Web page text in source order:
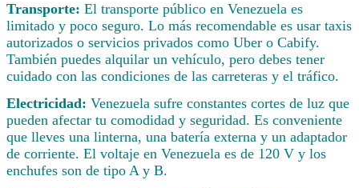
Transporte: El transporte público en Venezuela es
limitado y poco seguro. Lo más recomendable es usar taxis
autorizados o servicios privados como Uber o Cabify.
También puedes alquilar un vehículo, pero debes tener
cuidado con las condiciones de las carreteras y el tráfico.
Electricidad: Venezuela sufre constantes cortes de luz que
pueden afectar tu comodidad y seguridad. Es conveniente
que lleves una linterna, una batería externa y un adaptador
de corriente. El voltaje en Venezuela es de 120 V y los
enchufes son de tipo A y B.